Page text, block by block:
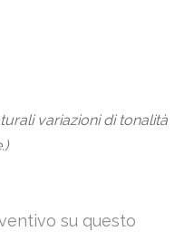
variazioni di tonalità
su questo